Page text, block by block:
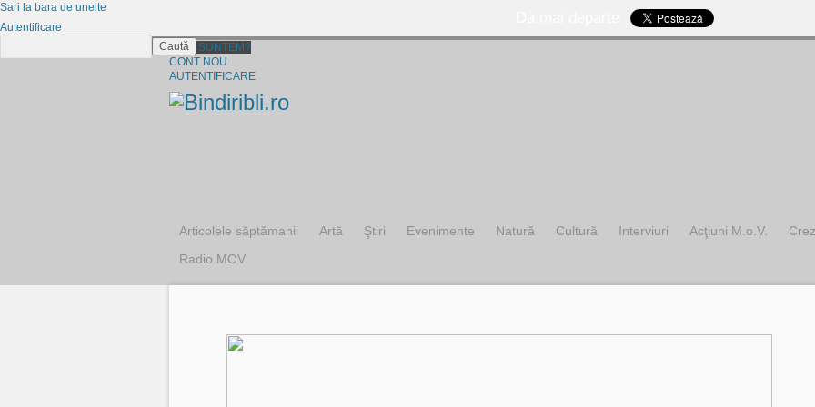
CINE SUNTEM?
CONT NOU
AUTENTIFICARE
Articolele săptămanii Artă Ştiri Evenimente Natură Cultură Interviuri Acţiuni M.o.V. Crez
Radio MOV
Sari la bara de unelte
Autentificare
Caută